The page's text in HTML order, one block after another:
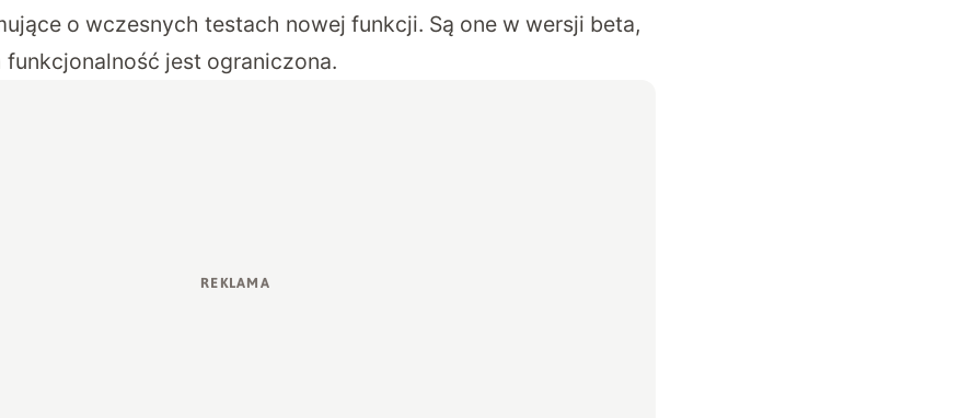
o wczesnych testach nowej funkcji. Są one w wersji beta,
jest ograniczona.